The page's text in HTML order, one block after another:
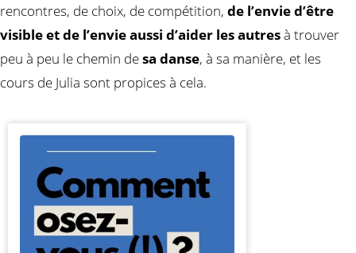
rencontres, de choix, de compétition, de l’envie d’être
visible et de l’envie aussi d’aider les autresà trouver
peu à peu le chemin desa danse, à sa manière, et les
cours de Julia sont propices à cela.